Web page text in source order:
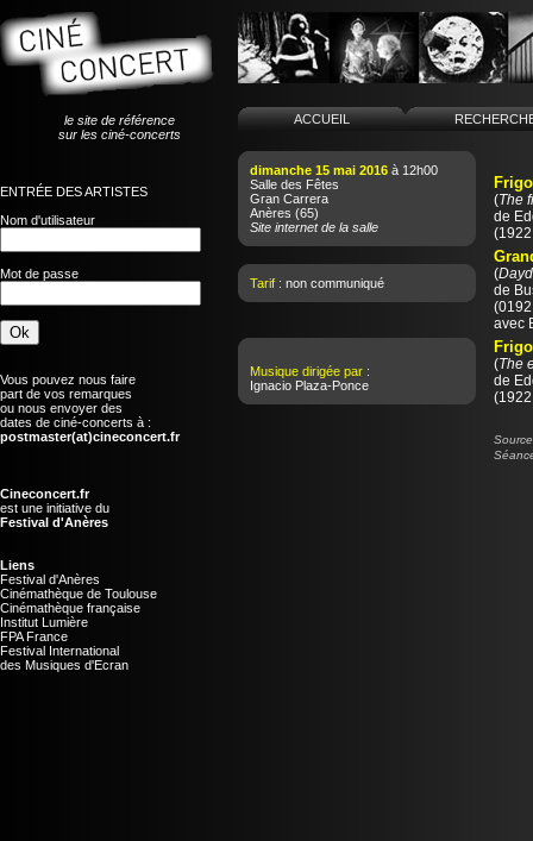
le site de référence
sur les ciné-concerts
ENTRÉE DES ARTISTES
Nom d'utilisateur
Mot de passe
Vous pouvez nous faire
part de vos remarques
ou nous envoyer des
dates de ciné-concerts à :
postmaster(at)cineconcert.fr
Cineconcert.fr
est une initiative du
Festival d'Anères
Liens
Festival d'Anères
Cinémathèque de Toulouse
Cinémathèque française
Institut Lumière
FPA France
Festival International
des Musiques d'Ecran
ACCUEIL
dimanche 15 mai 2016 à 12h00
Salle des Fêtes
Gran Carrera
Anères (65)
Site internet de la salle
Tarif : non communiqué
Musique dirigée par :
Ignacio Plaza-Ponce
(The
de
(
de
avec
(The
de